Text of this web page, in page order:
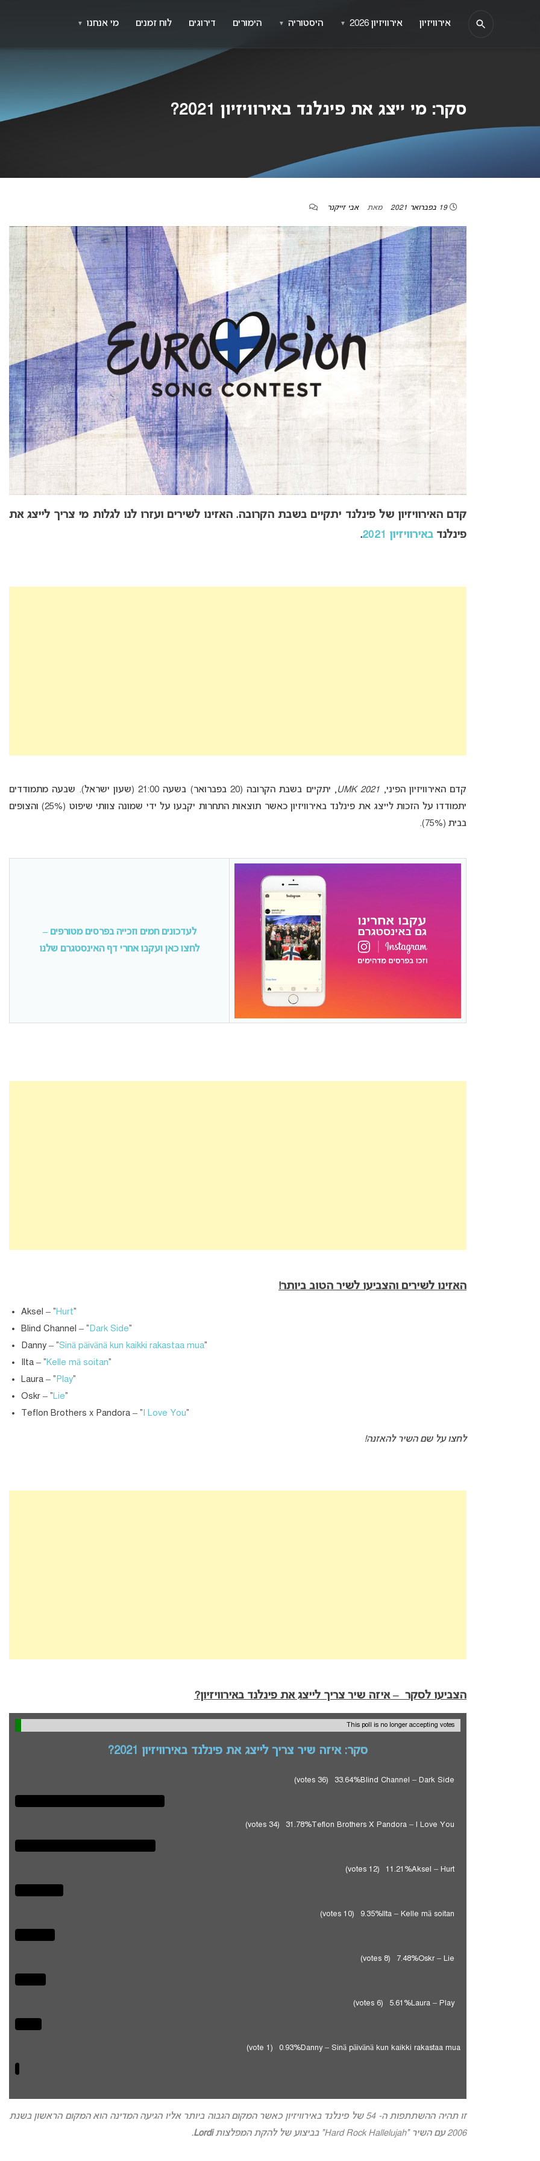
סקר: מי ייצג את פינלנד באירוויזיון 2021?
19 בפברואר 2021 מאת אבי זייקנר
קדם האירוויזיון של פינלנד יתקיים בשבת הקרובה. האזינו לשירים ועזרו לנו לגלות מי צריך לייצג את
פינלנד באירוויזיון 2021 .
קדם האירוויזיון הפיני, UMK 2021
, יתקיים בשבת הקרובה (20 בפברואר) בשעה 21:00 (שעון ישראל). שבעה מתמודדים
יתמודדו על הזכות לייצג את פינלנד באירוויזיון כאשר תוצאות התחרות יקבעו על ידי שמונה צוותי שיפוט (25%) והצופים
בבית (75%).
לעדכונים חמים וזכייה בפרסים מטורפים –
לחצו כאן ועקבו אחרי דף האינסטגרם שלנו
האזינו לשירים והצביעו לשיר הטוב ביותר!
Aksel – “Hurt“
Blind Channel – “ Dark Side“
Danny – “Sinä päivänä kun kaikki rakastaa mua“
Ilta – “Kelle mä soitan“
Laura – “ Play“
Oskr – “Lie“
Teflon Brothers x Pandora – “ I Love You“
לחצו על שם השיר להאזנה!
הצביעו לסקר – איזה שיר צריך לייצג את פינלנד באירוויזיון?
This poll is no longer accepting votes
סקר: איזה שיר צריך לייצג את פינלנד באירוויזיון 2021?
Blind Channel – Dark Side
33.64%
(36 votes)
Teflon Brothers X Pandora – I Love You
31.78%
(34 votes)
Aksel – Hurt
11.21%
(12 votes)
Ilta – Kelle mä soitan
9.35%
(10 votes)
Oskr – Lie
7.48%
(8 votes)
Laura – Play
5.61%
(6 votes)
Danny – Sinä päivänä kun kaikki rakastaa mua
0.93%
(1 vote)
זו תהיה ההשתתפות ה- 54 של פינלנד באירוויזיון כאשר המקום הגבוה ביותר אליו הגיעה המדינה הוא המקום הראשון בשנת
2006 עם השיר “Hard Rock Hallelujah” בביצוע של להקת המפלצות
Lordi
.
אירוויזיון אירוויזיון 2026 ▼ היסטוריה ▼ הימורים דירוגים לוח זמנים מי אנחנו ▼